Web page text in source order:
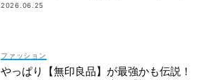
2026.06.25
ファッション
やっぱり【無印良品】が最強かも伝説！